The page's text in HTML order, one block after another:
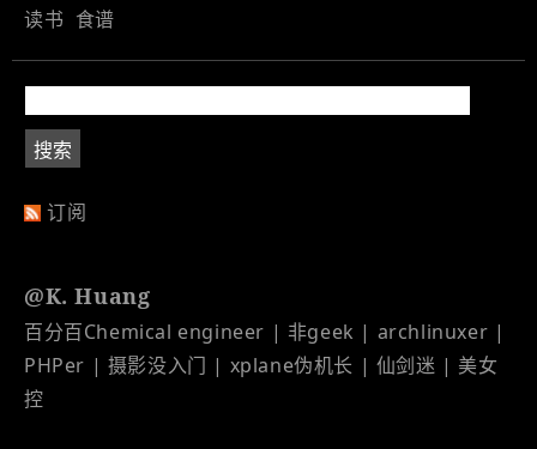
读书 食谱
订阅
@K. Huang
百分百Chemical engineer | 非geek | archlinuxer |
PHPer | 摄影没入门 | xplane伪机长 | 仙剑迷 | 美女
控